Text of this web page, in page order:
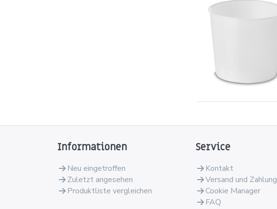
Informationen
Neu eingetroffen
Zuletzt angesehen
Produktliste vergleichen
Service
Kontakt
Versand und Zahlung
Cookie Manager
FAQ